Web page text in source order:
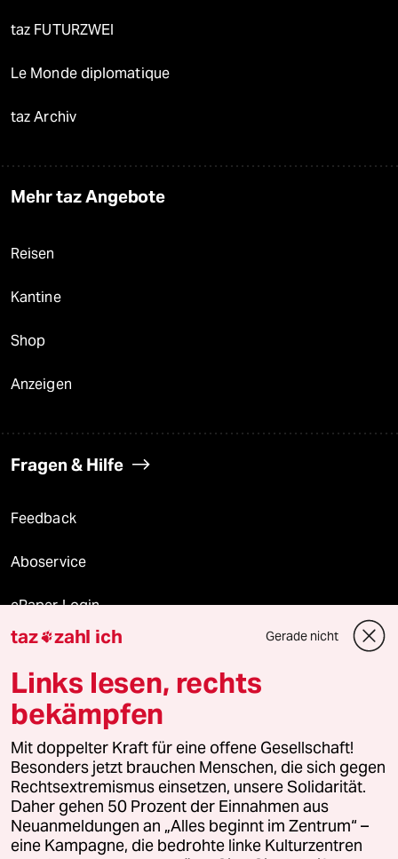
taz FUTURZWEI
Le Monde diplomatique
taz Archiv
Mehr taz Angebote
Reisen
Kantine
Shop
Anzeigen
Fragen & Hilfe
Feedback
Aboservice
ePaper Login
Downloads für Abonnierende
© 2026 taz Verlags und Vertriebs GmbH
Alle Rechte vorbehalten. Bei rechtlichen Fragen oder für Genehmigungen
wenden Sie sich bitte an
lizenzen@taz.de
Feedback Redaktionsstatut Kommune-Richtlinien
taz zahl ich Gerade nicht
Links lesen, rechts
bekämpfen
Mit doppelter Kraft für eine offene Gesellschaft!
Besonders jetzt brauchen Menschen, die sich gegen
Rechtsextremismus einsetzen, unsere Solidarität.
Daher gehen 50 Prozent der Einnahmen aus
Neuanmeldungen an „Alles beginnt im Zentrum“ –
eine Kampagne, die bedrohte linke Kulturzentren